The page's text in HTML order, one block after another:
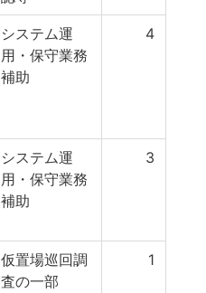
システム運
用・保守業務
補助
4
システム運
用・保守業務
補助
3
仮置場巡回調
査の一部
1